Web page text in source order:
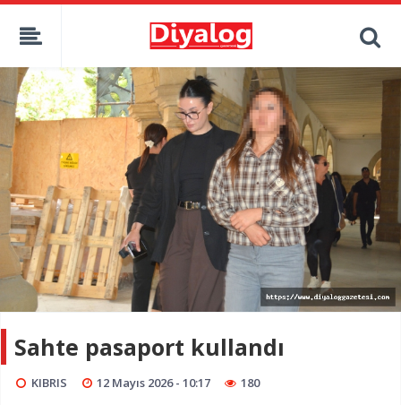
Sahte pasaport kullandı
KIBRIS 12 Mayıs 2026 - 10:17 180